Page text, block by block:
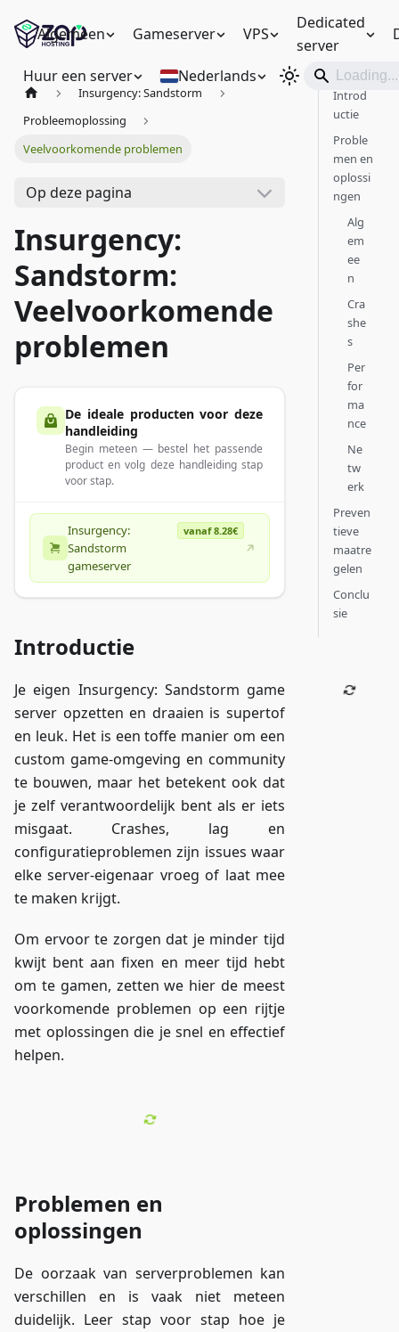
Algemeen Gameserver VPS
Dedicated
server
Huur een server Nederlands
Insurgency: Sandstorm
Probleemoplossing
Veelvoorkomende problemen
Op deze pagina
Insurgency:
Sandstorm:
Veelvoorkomende
problemen
De ideale producten voor deze
handleiding
Begin meteen — bestel het passende
product en volg deze handleiding stap
voor stap.
Insurgency:
Sandstorm
gameserver
vanaf 8.28€
Introductie
Je eigen Insurgency: Sandstorm game
server opzetten en draaien is supertof
en leuk. Het is een toffe manier om een
custom game-omgeving en community
te bouwen, maar het betekent ook dat
je zelf verantwoordelijk bent als er iets
misgaat. Crashes, lag en
configuratieproblemen zijn issues waar
elke server-eigenaar vroeg of laat mee
te maken krijgt.
Om ervoor te zorgen dat je minder tijd
kwijt bent aan fixen en meer tijd hebt
om te gamen, zetten we hier de meest
voorkomende problemen op een rijtje
met oplossingen die je snel en effectief
helpen.
Problemen en
oplossingen
De oorzaak van serverproblemen kan
verschillen en is vaak niet meteen
duidelijk. Leer stap voor stap hoe je
Introd
uctie
Proble
men en
oplossi
ngen
Alg
em
ee
n
Cra
she
s
Per
for
ma
nce
Ne
tw
erk
Preven
tieve
maatre
gelen
Conclu
sie